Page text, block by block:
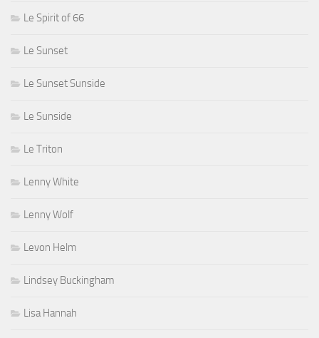
Le Spirit of 66
Le Sunset
Le Sunset Sunside
Le Sunside
Le Triton
Lenny White
Lenny Wolf
Levon Helm
Lindsey Buckingham
Lisa Hannah